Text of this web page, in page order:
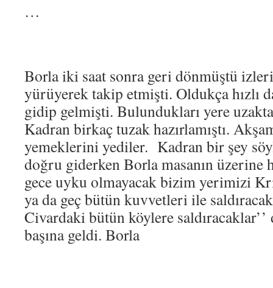
…
Borla iki saat sonra geri dönmüştü
yürüyerek takip etmişti. Oldukça hızlı
gidip gelmişti. Bulundukları yere
Kadran birkaç tuzak hazırlamıştı.
yemeklerini yediler. Kadran bir şey
doğru giderken Borla masanın üzerine
gece uyku olmayacak bizim yerimizi
ya da geç bütün kuvvetleri ile
Civardaki bütün köylere saldıracaklar’’
başına geldi. Borla